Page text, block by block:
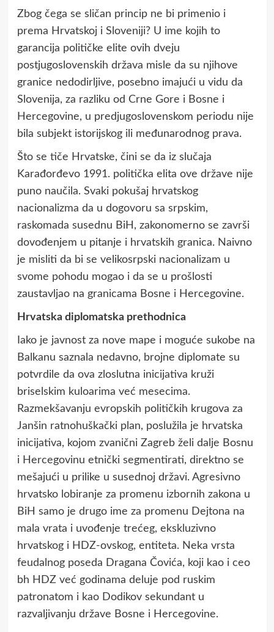
Zbog čega se sličan princip ne bi primenio i
prema Hrvatskoj i Sloveniji? U ime kojih to
garancija političke elite ovih dveju
postjugoslovenskih država misle da su njihove
granice nedodirljive, posebno imajući u vidu da
Slovenija, za razliku od Crne Gore i Bosne i
Hercegovine, u predjugoslovenskom periodu nije
bila subjekt istorijskog ili međunarodnog prava.
Što se tiče Hrvatske, čini se da iz slučaja
Karađorđevo 1991. politička elita ove države nije
puno naučila. Svaki pokušaj hrvatskog
nacionalizma da u dogovoru sa srpskim,
raskomada susednu BiH, zakonomerno se završi
dovođenjem u pitanje i hrvatskih granica. Naivno
je misliti da bi se velikosrpski nacionalizam u
svome pohodu mogao i da se u prošlosti
zaustavljao na granicama Bosne i Hercegovine.
Hrvatska diplomatska prethodnica
Iako je javnost za nove mape i moguće sukobe na
Balkanu saznala nedavno, brojne diplomate su
potvrdile da ova zloslutna inicijativa kruži
briselskim kuloarima već mesecima.
Razmekšavanju evropskih političkih krugova za
Janšin ratnohuškački plan, poslužila je hrvatska
inicijativa, kojom zvanični Zagreb želi dalje Bosnu
i Hercegovinu etnički segmentirati, direktno se
mešajući u prilike u susednoj državi. Agresivno
hrvatsko lobiranje za promenu izbornih zakona u
BiH samo je drugo ime za promenu Dejtona na
mala vrata i uvođenje trećeg, ekskluzivno
hrvatskog i HDZ-ovskog, entiteta. Neka vrsta
feudalnog poseda Dragana Čovića, koji kao i ceo
bh HDZ već godinama deluje pod ruskim
patronatom i kao Dodikov sekundant u
razvaljivanju države Bosne i Hercegovine.